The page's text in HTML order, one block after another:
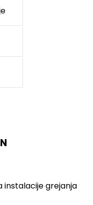
instalacije grejanja